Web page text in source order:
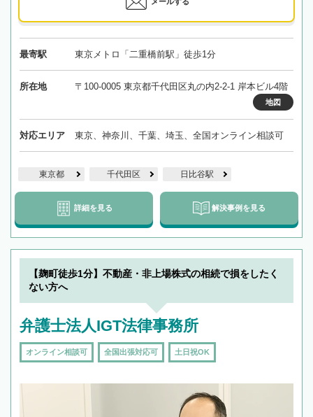
最寄駅 東京メトロ「二重橋前駅」徒歩1分
所在地 〒100-0005 東京都千代田区丸の内2-2-1 岸本ビル4階
地図
対応エリア 東京、神奈川、千葉、埼玉、全国オンライン相談可
東京都 千代田区 日比谷駅
詳細を見る 解決事例を見る
【麹町徒歩1分】不動産・非上場株式の相続で損をしたく
ない方へ
弁護士法人IGT法律事務所
オンライン相談可 全国出張対応可 土日祝OK